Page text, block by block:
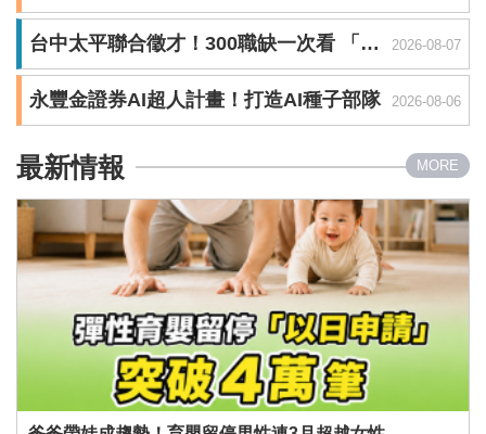
台中太平聯合徵才！300職缺一次看 「這職缺」薪上看64K 2026-08-07
永豐金證券AI超人計畫！打造AI種子部隊 2026-08-06
最新情報 MORE